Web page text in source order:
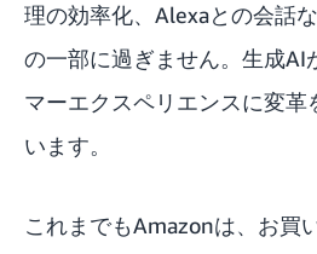
理の効率化、Alexaとの会話
の一部に過ぎません。生成AI
マーエクスペリエンスに変革
います。
これまでもAmazonは、お買